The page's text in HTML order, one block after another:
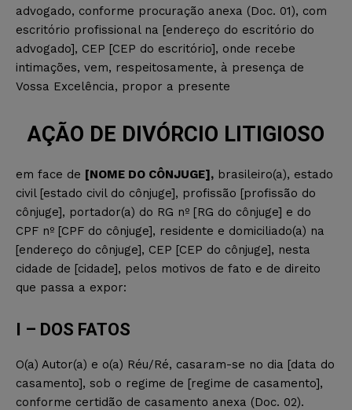
advogado, conforme procuração anexa (Doc. 01), com
escritório profissional na [endereço do escritório do
advogado], CEP [CEP do escritório], onde recebe
intimações, vem, respeitosamente, à presença de
Vossa Excelência, propor a presente
AÇÃO DE DIVÓRCIO LITIGIOSO
em face de [NOME DO CÔNJUGE], brasileiro(a), estado
civil [estado civil do cônjuge], profissão [profissão do
cônjuge], portador(a) do RG nº [RG do cônjuge] e do
CPF nº [CPF do cônjuge], residente e domiciliado(a) na
[endereço do cônjuge], CEP [CEP do cônjuge], nesta
cidade de [cidade], pelos motivos de fato e de direito
que passa a expor:
I – DOS FATOS
O(a) Autor(a) e o(a) Réu/Ré, casaram-se no dia [data do
casamento], sob o regime de [regime de casamento],
conforme certidão de casamento anexa (Doc. 02).